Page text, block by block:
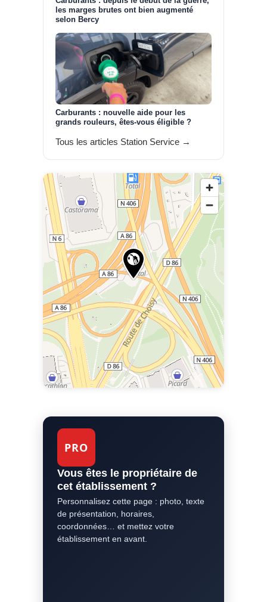
les marges brutes ont bien augmenté
selon Bercy
Carburants : nouvelle aide pour les
grands rouleurs, êtes-vous éligible ?
Tous les articles Station Service →
PRO
Vous êtes le propriétaire de
cet établissement ?
Personnalisez cette page : photo, texte
de présentation, horaires,
coordonnées… et mettez votre
établissement en avant.